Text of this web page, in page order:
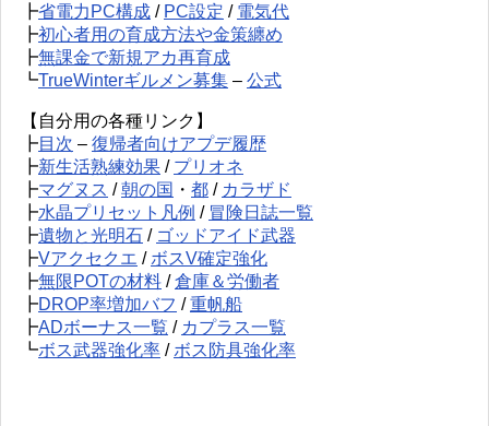
┣省電力PC構成 / PC設定 / 電気代
┣初心者用の育成方法や金策纏め
┣無課金で新規アカ再育成
┗TrueWinterギルメン募集 – 公式
【自分用の各種リンク】
┣目次 – 復帰者向けアプデ履歴
┣新生活熟練効果 / プリオネ
┣マグヌス /朝の国 ・ 都 / カラザド
┣水晶プリセット凡例 / 冒険日誌一覧
┣遺物と光明石 / ゴッドアイド武器
┣Vアクセクエ / ボスV確定強化
┣無限POTの材料 /倉庫＆労働者
┣DROP率増加バフ /重帆船
┣ADボーナス一覧 / カプラス一覧
┗ボス武器強化率 / ボス防具強化率